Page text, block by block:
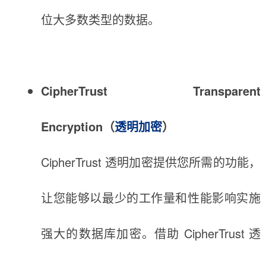
位大多数类型的数据。
CipherTrust Transparent
Encryption（透明加密）
CipherTrust 透明加密提供您所需的功能，
让您能够以最少的工作量和性能影响实施
强大的数据库加密。借助 CipherTrust 透